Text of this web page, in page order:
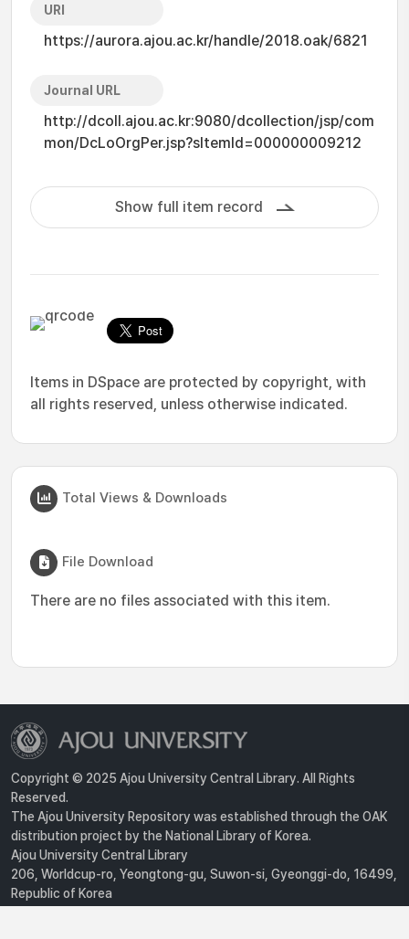
URI
https://aurora.ajou.ac.kr/handle/2018.oak/6821
Journal URL
http://dcoll.ajou.ac.kr:9080/dcollection/jsp/com
mon/DcLoOrgPer.jsp?sItemId=000000009212
Show full item record
Items in DSpace are protected by copyright, with
all rights reserved, unless otherwise indicated.
Total Views & Downloads
File Download
There are no files associated with this item.
Copyright © 2025 Ajou University Central Library. All Rights
Reserved.
The Ajou University Repository was established through the OAK
distribution project by the National Library of Korea.
Ajou University Central Library
206, Worldcup-ro, Yeongtong-gu, Suwon-si, Gyeonggi-do, 16499,
Republic of Korea